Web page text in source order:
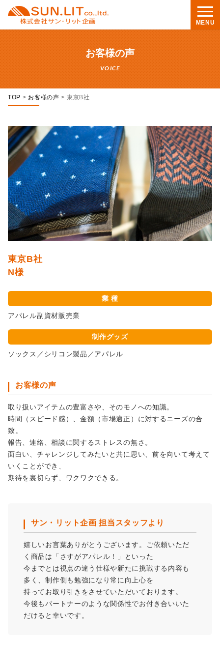
MENU
お客様の声
VOICE
TOP > お客様の声 > 東京B社
東京B社
N様
業 種
アパレル副資材販売業
制作グッズ
ソックス／シリコン製品／アパレル
お客様の声
取り扱いアイテムの豊富さや、そのモノへの知識。
時間（スピード感）、金額（市場適正）に対するニーズの合
致。
報告、連絡、相談に関するストレスの無さ。
面白い、チャレンジしてみたいと共に思い、前を向いて考えて
いくことができ、
期待を裏切らず、ワクワクできる。
サン・リット企画 担当スタッフより
嬉しいお言葉ありがとうございます。ご依頼いただ
く商品は「さすがアパレル！」といった
今までとは視点の違う仕様や新たに挑戦する内容も
多く、制作側も勉強になり常に向上心を
持ってお取り引きをさせていただいております。
今後もパートナーのような関係性でお付き合いいた
だけると幸いです。